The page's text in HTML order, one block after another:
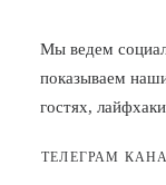
Мы ведем
показываем
гостях,
ТЕЛЕГРАМ